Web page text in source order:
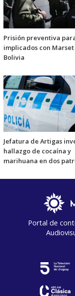
Prisión preventiva
implicados con Marset
Bolivia
Jefatura de Artigas
hallazgo de cocaína y
marihuana en dos
Portal de